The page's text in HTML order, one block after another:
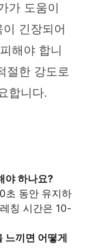
가 도움이
긴장되어
해야 합니
절한 강도로
합니다.
야 하나요?
초 동안 유지하
칭 시간은 10-
느끼면 어떻게